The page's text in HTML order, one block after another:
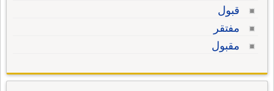
قبول
مفتقر
مقبول